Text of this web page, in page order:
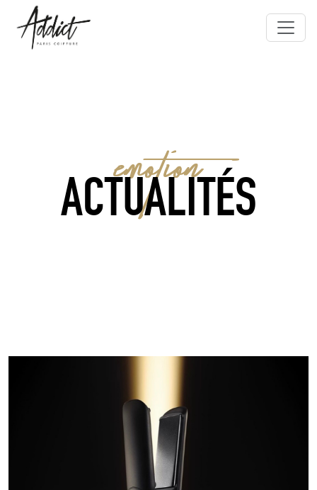
EMOTION
ACTUALITÉS